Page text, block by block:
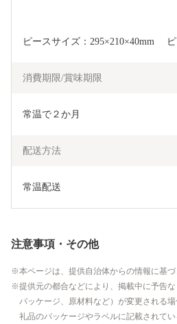
ピースサイズ：295×210×40mm 　
消費期限/賞味期限
常温で２か月
配送方法
常温配送
注意事項・その他
本ページは、提供自治体からの情報に基づ
提供元の都合などにより、掲載中に予告な
パッケージ、原材料など）が変更される
礼品のパッケージやラベルに記載されて